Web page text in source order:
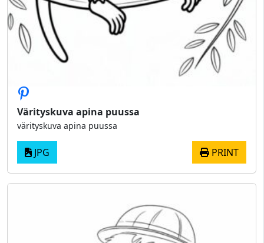
Värityskuva apina puussa
värityskuva apina puussa
JPG PRINT